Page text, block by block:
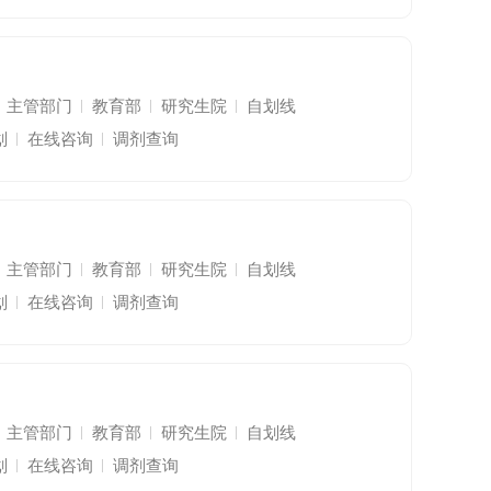
主管部门 教育部 研究生院
自划线
在线咨询 调剂查询
主管部门 教育部 研究生院
自划线
在线咨询 调剂查询
主管部门 教育部 研究生院
自划线
在线咨询 调剂查询